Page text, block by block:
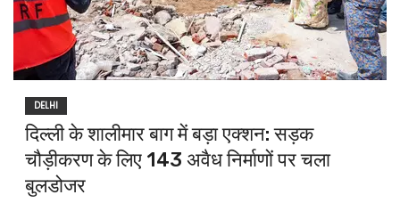
DELHI
दिल्ली के शालीमार बाग में बड़ा एक्शन: सड़क
चौड़ीकरण के लिए 143 अवैध निर्माणों पर चला
बुलडोजर